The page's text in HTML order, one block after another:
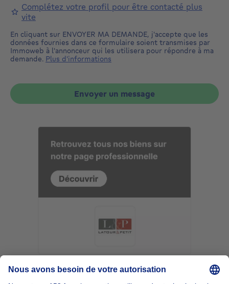
Complétez votre profil pour être contacté plus
vite
En cliquant sur ENVOYER MA DEMANDE, j'accepte que les
données fournies dans ce formulaire soient transmises par
Immoweb à l'annonceur qui les utilisera pour répondre à ma
demande. Plus d'informations
Envoyer un message